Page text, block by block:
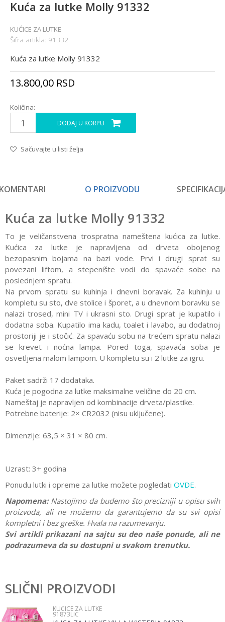
Kuća za lutke Molly 91332
KUĆICE ZA LUTKE
Šifra artikla: 91332
Kuća za lutke Molly 91332
13.800,00 RSD
Količina:
DODAJ U KORPU
Sačuvajte u listi želja
O PROIZVODU
Kuća za lutke Molly 91332
To je veličanstvena trospratna nameštena kućica za lutke.
Kućica za lutke je napravljena od drveta obojenog
bezopasnim bojama na bazi vode. Prvi i drugi sprat su
povezani liftom, a stepenište vodi do spavaće sobe na
poslednjem spratu.
Na prvom spratu su kuhinja i dnevni boravak. Za kuhinju u
kompletu su sto, dve stolice i šporet, a u dnevnom boravku se
nalazi trosed, mini TV i ukrasni sto. Drugi sprat je kupatilo i
dodatna soba. Kupatilo ima kadu, toalet i lavabo, au dodatnoj
prostoriji je i stočić. Za spavaću sobu na trećem spratu nalazi
se krevet i noćna lampa. Pored toga, spavaća soba je
osvetljena malom lampom. U kompletu su i 2 lutke za igru.
Paket sadrži 17 dodataka.
Kuća je pogodna za lutke maksimalne veličine do 20 cm.
Nameštaj je napravljen od kombinacije drveta/plastike.
Potrebne baterije: 2× CR2032 (nisu uključene).
Dimenzije: 63,5 × 31 × 80 cm.
Uzrast: 3+ godina
Ponudu lutki i opreme za lutke možete pogledati OVDE.
Napomena: Nastojimo da budemo što precizniji u opisu svih
proizvoda, ali ne možemo da garantujemo da su svi opisi
kompletni i bez greške. Hvala na razumevanju.
Svi artikli prikazani na sajtu su deo naše ponude, ali ne
podrazumeva da su dostupni u svakom trenutku.
Brend
Ime/Nadimak
SLIČNI PROIZVODI
KUĆICE ZA LUTKE
91873LIC